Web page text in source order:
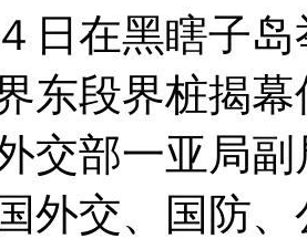
日在黑瞎子
东段界桩揭
交部一亚局
外交、国防